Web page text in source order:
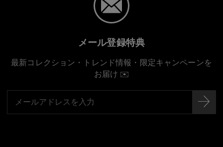
メール登録特典
最新コレクション・トレンド情報・限定キャンペーンを
お届け ✉️